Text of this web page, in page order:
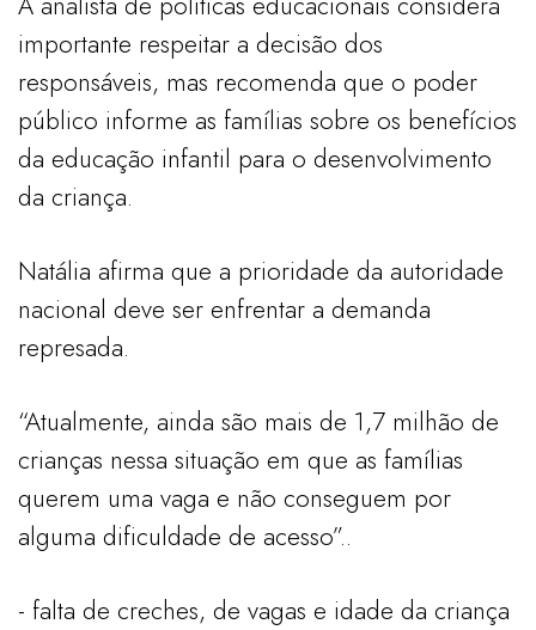
importante respeitar a decisão dos
responsáveis, mas recomenda que o poder
público informe as famílias sobre os benefícios
da educação infantil para o desenvolvimento
da criança.
Natália afirma que a prioridade da autoridade
nacional deve ser enfrentar a demanda
represada.
“Atualmente, ainda são mais de 1,7 milhão de
crianças nessa situação em que as famílias
querem uma vaga e não conseguem por
alguma dificuldade de acesso”..
- falta de creches, de vagas e idade da criança